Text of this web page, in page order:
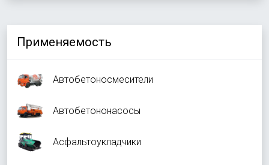
Применяемость
Автобетоносмесители
Автобетононасосы
Асфальтоукладчики